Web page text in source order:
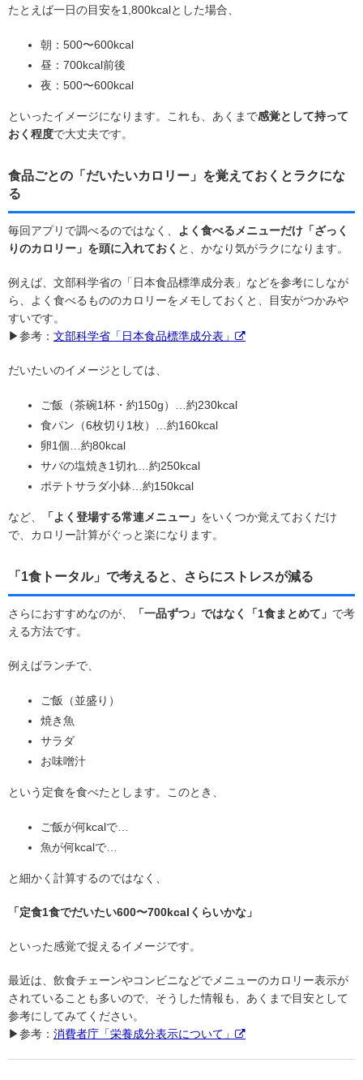
たとえば一日の目安を1,800kcalとした場合、
朝：500〜600kcal
昼：700kcal前後
夜：500〜600kcal
といったイメージになります。これも、あくまで感覚として持って
おく程度で大丈夫です。
食品ごとの「だいたいカロリー」を覚えておくとラクにな
る
毎回アプリで調べるのではなく、
よく食べるメニューだけ「ざっく
りのカロリー」を頭に入れておく と、かなり気がラクになります。
例えば、文部科学省の「日本食品標準成分表」などを参考にしなが
ら、よく食べるもののカロリーをメモしておくと、目安がつかみや
すいです。
▶参考： 文部科学省「日本食品標準成分表」
だいたいのイメージとしては、
ご飯（茶碗1杯・約150g）…約230kcal
食パン（6枚切り1枚）…約160kcal
卵1個…約80kcal
サバの塩焼き1切れ…約250kcal
ポテトサラダ小鉢…約150kcal
など、 「よく登場する常連メニュー」 をいくつか覚えておくだけ
で、カロリー計算がぐっと楽になります。
「1食トータル」で考えると、さらにストレスが減る
さらにおすすめなのが、 「一品ずつ」ではなく「1食まとめて」 で考
える方法です。
例えばランチで、
ご飯（並盛り）
焼き魚
サラダ
お味噌汁
という定食を食べたとします。このとき、
ご飯が何kcalで…
魚が何kcalで…
と細かく計算するのではなく、
「定食1食でだいたい600〜700kcalくらいかな」
といった感覚で捉えるイメージです。
最近は、飲食チェーンやコンビニなどでメニューのカロリー表示が
されていることも多いので、そうした情報も、あくまで目安として
参考にしてみてください。
▶参考： 消費者庁「栄養成分表示について」